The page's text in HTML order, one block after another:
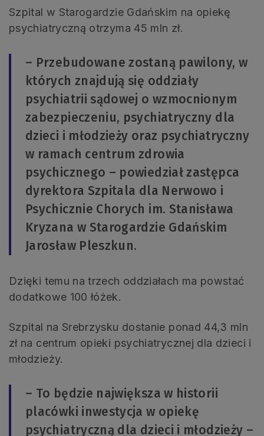
Szpital w Starogardzie Gdańskim na opiekę
psychiatryczną otrzyma 45 mln zł.
– Przebudowane zostaną pawilony, w
których znajdują się oddziały
psychiatrii sądowej o wzmocnionym
zabezpieczeniu, psychiatryczny dla
dzieci i młodzieży oraz psychiatryczny
w ramach centrum zdrowia
psychicznego – powiedział zastępca
dyrektora Szpitala dla Nerwowo i
Psychicznie Chorych im. Stanisława
Kryzana w Starogardzie Gdańskim
Jarosław Pleszkun.
Dzięki temu na trzech oddziałach ma powstać
dodatkowe 100 łóżek.
Szpital na Srebrzysku dostanie ponad 44,3 mln
zł na centrum opieki psychiatrycznej dla dzieci i
młodzieży.
– To będzie największa w historii
placówki inwestycja w opiekę
psychiatryczną dla dzieci i młodzieży –